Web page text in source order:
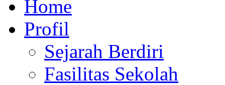
Home
Profil
Sejarah Berdiri
Fasilitas Sekolah